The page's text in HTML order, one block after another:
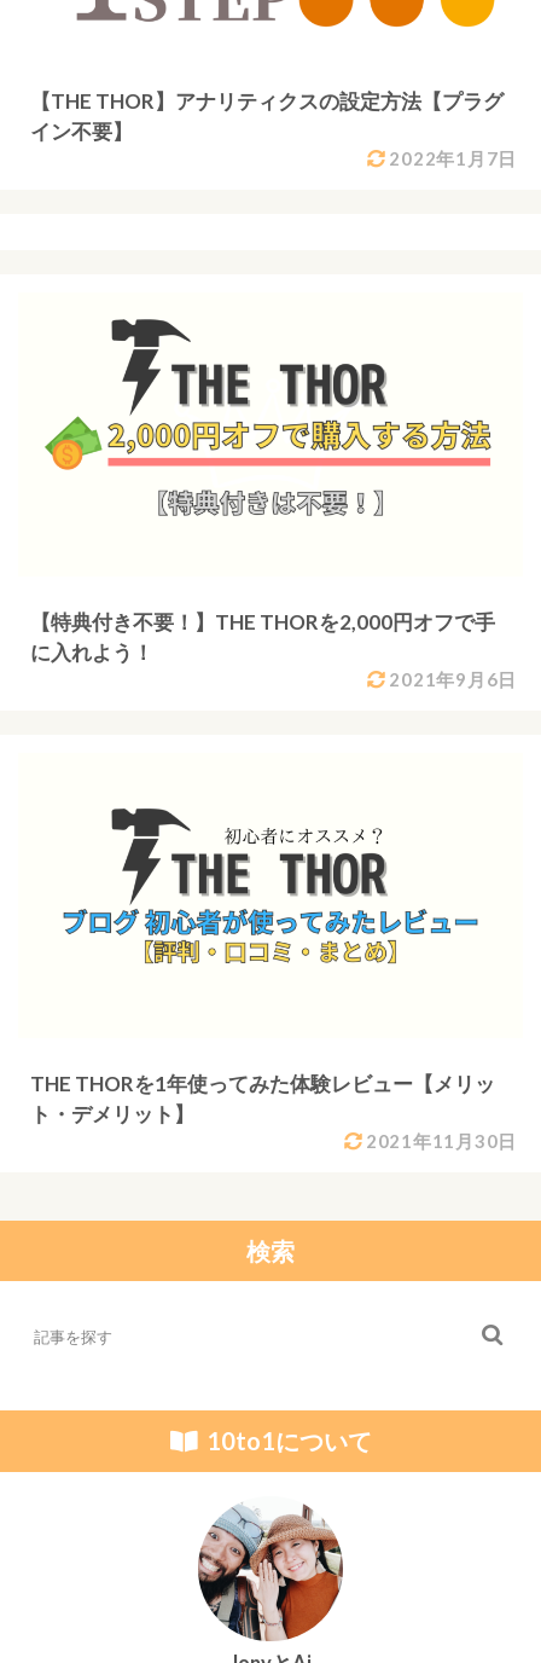
2022年1月7日
【THE THOR】アナリティクスの設定方法【プラグ
イン不要】
2021年9月6日
【特典付き不要！】THE THORを2,000円オフで手
に入れよう！
2021年11月30日
THE THORを1年使ってみた体験レビュー【メリッ
ト・デメリット】
検索
10to1について